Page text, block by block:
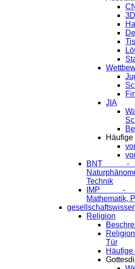
JIA
Häufige
BNT -
Technik
IMP -
Mathematik,
Religion
Tür
Häufige